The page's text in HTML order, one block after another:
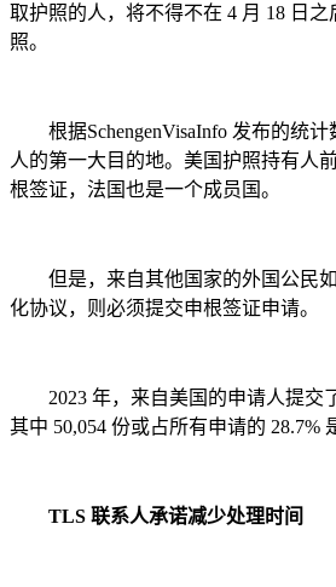
取护照的人，将不得不在 4 月 18 日
照。
根据SchengenVisaInfo 发布的统计
人的第一大目的地。美国护照持有人
根签证，法国也是一个成员国。
但是，来自其他国家的外国公民如
化协议，则必须提交申根签证申请。
2023 年，来自美国的申请人提交了
其中 50,054 份或占所有申请的 28.7%
TLS 联系人承诺减少处理时间